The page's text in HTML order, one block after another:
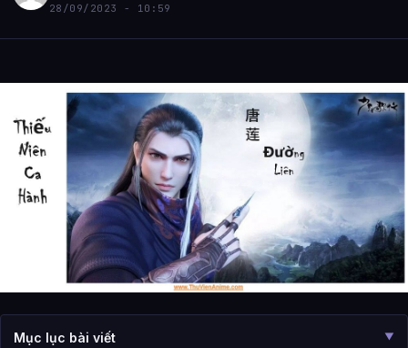
28/09/2023 - 10:59
Mục lục bài viết ▼